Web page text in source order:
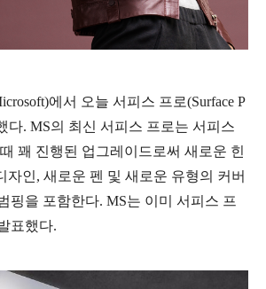
에서 오늘 서피스 프로(Surface P
다. MS의 최신 서피스 프로는 서피스
꽤 진행된 업그레이드로써 새로운 힌
자인, 새로운 펜 및 새로운 유형의 커버
핑을 포함한다. MS는 이미 서피스 프
표했다.